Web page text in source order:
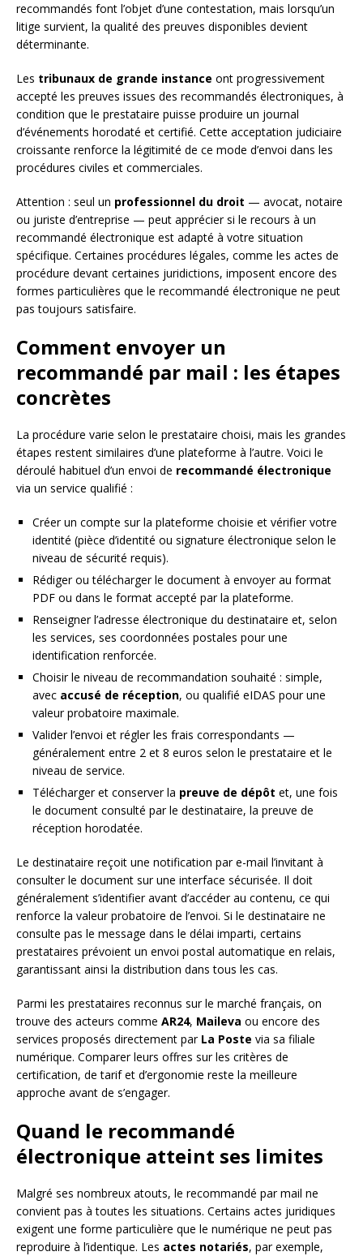
recommandés font l’objet d’une contestation, mais lorsqu’un
litige survient, la qualité des preuves disponibles devient
déterminante.
Les tribunaux de grande instance ont progressivement
accepté les preuves issues des recommandés électroniques, à
condition que le prestataire puisse produire un journal
d’événements horodaté et certifié. Cette acceptation judiciaire
croissante renforce la légitimité de ce mode d’envoi dans les
procédures civiles et commerciales.
Attention : seul un professionnel du droit — avocat, notaire
ou juriste d’entreprise — peut apprécier si le recours à un
recommandé électronique est adapté à votre situation
spécifique. Certaines procédures légales, comme les actes de
procédure devant certaines juridictions, imposent encore des
formes particulières que le recommandé électronique ne peut
pas toujours satisfaire.
Comment envoyer un
recommandé par mail : les étapes
concrètes
La procédure varie selon le prestataire choisi, mais les grandes
étapes restent similaires d’une plateforme à l’autre. Voici le
déroulé habituel d’un envoi de recommandé électronique
via un service qualifié :
Créer un compte sur la plateforme choisie et vérifier votre
identité (pièce d’identité ou signature électronique selon le
niveau de sécurité requis).
Rédiger ou télécharger le document à envoyer au format
PDF ou dans le format accepté par la plateforme.
Renseigner l’adresse électronique du destinataire et, selon
les services, ses coordonnées postales pour une
identification renforcée.
Choisir le niveau de recommandation souhaité : simple,
avec accusé de réception, ou qualifié eIDAS pour une
valeur probatoire maximale.
Valider l’envoi et régler les frais correspondants —
généralement entre 2 et 8 euros selon le prestataire et le
niveau de service.
Télécharger et conserver la preuve de dépôt et, une fois
le document consulté par le destinataire, la preuve de
réception horodatée.
Le destinataire reçoit une notification par e-mail l’invitant à
consulter le document sur une interface sécurisée. Il doit
généralement s’identifier avant d’accéder au contenu, ce qui
renforce la valeur probatoire de l’envoi. Si le destinataire ne
consulte pas le message dans le délai imparti, certains
prestataires prévoient un envoi postal automatique en relais,
garantissant ainsi la distribution dans tous les cas.
Parmi les prestataires reconnus sur le marché français, on
trouve des acteurs comme AR24, Maileva ou encore des
services proposés directement par La Poste via sa filiale
numérique. Comparer leurs offres sur les critères de
certification, de tarif et d’ergonomie reste la meilleure
approche avant de s’engager.
Quand le recommandé
électronique atteint ses limites
Malgré ses nombreux atouts, le recommandé par mail ne
convient pas à toutes les situations. Certains actes juridiques
exigent une forme particulière que le numérique ne peut pas
reproduire à l’identique. Les actes notariés, par exemple,